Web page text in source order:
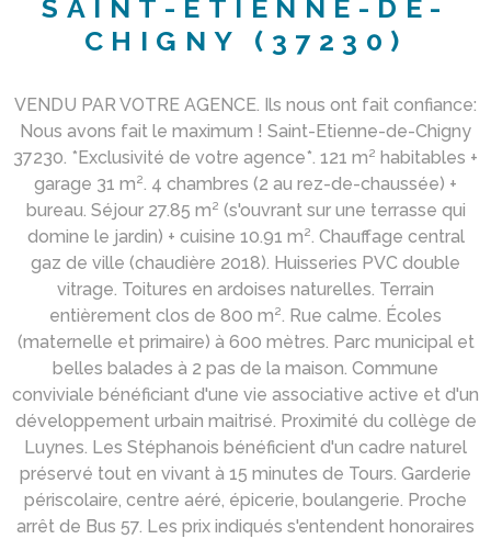
SAINT-ÉTIENNE-DE-
CHIGNY (37230)
VENDU PAR VOTRE AGENCE. Ils nous ont fait confiance:
Nous avons fait le maximum ! Saint-Etienne-de-Chigny
37230. *Exclusivité de votre agence*. 121 m² habitables +
garage 31 m². 4 chambres (2 au rez-de-chaussée) +
bureau. Séjour 27.85 m² (s'ouvrant sur une terrasse qui
domine le jardin) + cuisine 10.91 m². Chauffage central
gaz de ville (chaudière 2018). Huisseries PVC double
vitrage. Toitures en ardoises naturelles. Terrain
entièrement clos de 800 m². Rue calme. Écoles
(maternelle et primaire) à 600 mètres. Parc municipal et
belles balades à 2 pas de la maison. Commune
conviviale bénéficiant d'une vie associative active et d'un
développement urbain maitrisé. Proximité du collège de
Luynes. Les Stéphanois bénéficient d'un cadre naturel
préservé tout en vivant à 15 minutes de Tours. Garderie
périscolaire, centre aéré, épicerie, boulangerie. Proche
arrêt de Bus 57. Les prix indiqués s'entendent honoraires